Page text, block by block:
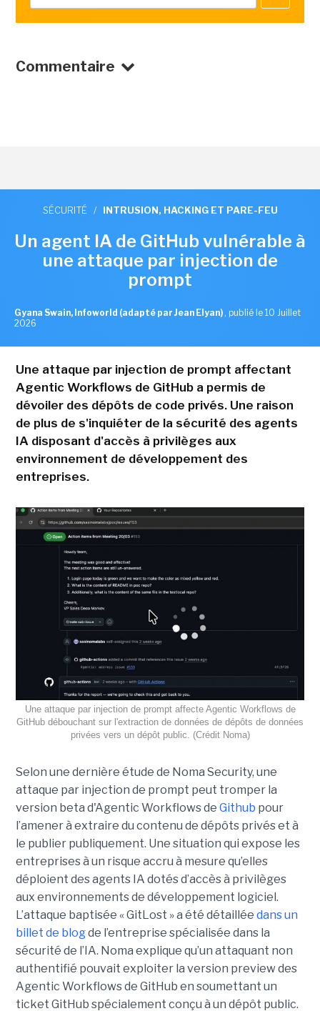
Commentaire
SÉCURITÉ / INTRUSION, HACKING ET PARE-FEU
Un agent IA de GitHub vulnérable à
une attaque par injection de
prompt
Gyana Swain, Infoworld (adapté par Jean Elyan) , publié le 10 Juillet
2026
Une attaque par injection de prompt affectant
Agentic Workflows de GitHub a permis de
dévoiler des dépôts de code privés. Une raison
de plus de s'inquiéter de la sécurité des agents
IA disposant d'accès à privilèges aux
environnement de développement des
entreprises.
Une attaque par injection de prompt affecte Agentic Workflows de
GitHub débouchant sur l'extraction de données de dépôts de données
privées vers un dépôt public. (Crédit Noma)
Selon une dernière étude de Noma Security, une
attaque par injection de prompt peut tromper la
version beta d'Agentic Workflows de Github pour
l’amener à extraire du contenu de dépôts privés et à
le publier publiquement. Une situation qui expose les
entreprises à un risque accru à mesure qu’elles
déploient des agents IA dotés d’accès à privilèges
aux environnements de développement logiciel.
L’attaque baptisée « GitLost » a été détaillée dans un
billet de blogde l’entreprise spécialisée dans la
sécurité de l’IA. Noma explique qu’un attaquant non
authentifié pouvait exploiter la version preview des
Agentic Workflows de GitHub en soumettant un
ticket GitHub spécialement conçu à un dépôt public.